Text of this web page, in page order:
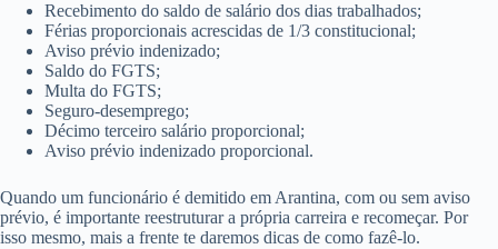
Recebimento do saldo de salário dos dias trabalhados;
Férias proporcionais acrescidas de 1/3 constitucional;
Aviso prévio indenizado;
Saldo do FGTS;
Multa do FGTS;
Seguro-desemprego;
Décimo terceiro salário proporcional;
Aviso prévio indenizado proporcional.
Quando um funcionário é demitido em Arantina, com ou sem aviso
prévio, é importante reestruturar a própria carreira e recomeçar. Por
isso mesmo, mais a frente te daremos dicas de como fazê-lo.